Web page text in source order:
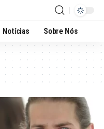
Notícias Sobre Nós